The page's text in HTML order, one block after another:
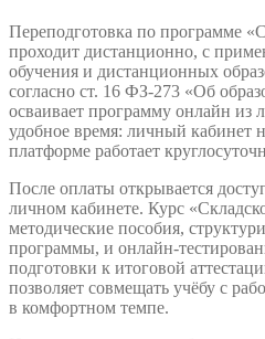
Переподготовка по программе
проходит дистанционно, с
обучения и дистанционных
согласно ст. 16 ФЗ-273 «Об
осваивает программу онлайн из
удобное время: личный кабинет
платформе работает
После оплаты открывается
личном кабинете. Курс
методические пособия,
программы, и онлайн-
подготовки к итоговой
позволяет совмещать учёбу с
в комфортном темпе.